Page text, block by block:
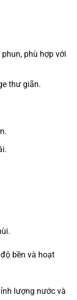
phù hợp với
thư giãn.
bền và hoạt
lượng nước và